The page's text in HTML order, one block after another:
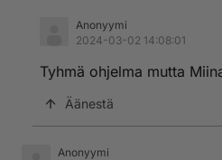
Anonyymi
2024-03-02 14:08:01
Tyhmä ohjelma mutta
Äänestä
Anonyymi